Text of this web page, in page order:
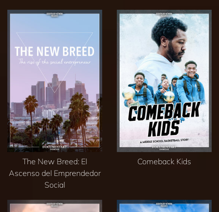
The New Breed: El
Ascenso del Emprendedor
Social
Comeback Kids